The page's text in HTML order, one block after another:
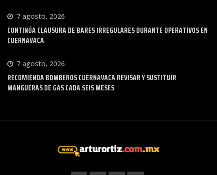
7 agosto, 2026
CONTINÚA CLAUSURA DE BARES IRREGULARES DURANTE OPERATIVOS EN
CUERNAVACA
7 agosto, 2026
RECOMIENDA BOMBEROS CUERNAVACA REVISAR Y SUSTITUIR
MANGUERAS DE GAS CADA SEIS MESES